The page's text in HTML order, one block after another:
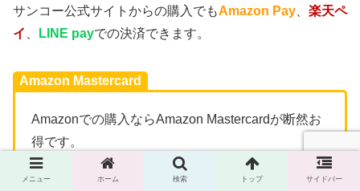
サンコー公式サイトからの購入でもAmazon Pay
楽天ペ
イ
LINE payでの決済できます。
Amazon Mastercard
Amazonでの購入ならAmazon Mastercardが断然お
得です。
メニュー ホーム 検索 トップ サイドバー